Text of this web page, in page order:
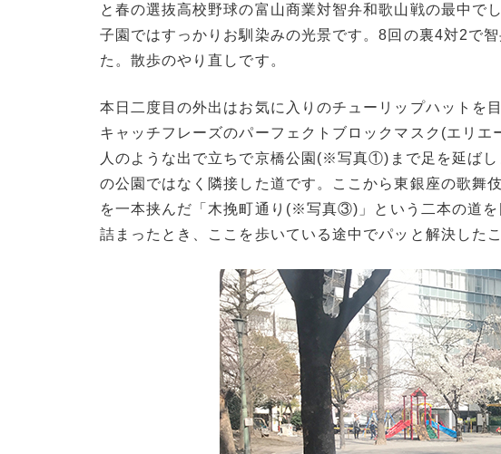
と春の選抜高校野球の富山商業対智弁和歌山戦の最中で
子園ではすっかりお馴染みの光景です。8回の裏4対2で
た。散歩のやり直しです。
本日二度目の外出はお気に入りのチューリップハットを
キャッチフレーズのパーフェクトブロックマスク(エリ
人のような出で立ちで京橋公園(※写真①)まで足を延ば
の公園ではなく隣接した道です。ここから東銀座の歌
を一本挟んだ「木挽町通り(※写真③)」という二本の道
詰まったとき、ここを歩いている途中でパッと解決した